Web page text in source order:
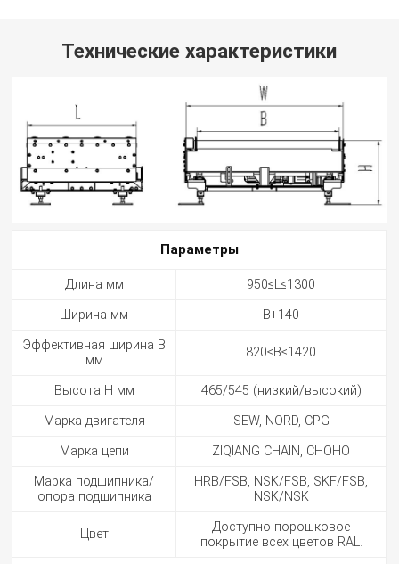
Технические характеристики
Параметры
Длина мм
950≤L≤1300
Ширина мм
B+140
Эффективная ширина B
мм
820≤B≤1420
Высота H мм
465/545 (низкий/высокий)
Марка двигателя
SEW, NORD, CPG
Марка цепи
ZIQIANG CHAIN, CHOHO
Марка подшипника/
опора подшипника
HRB/FSB, NSK/FSB, SKF/FSB,
NSK/NSK
Цвет
Доступно порошковое
покрытие всех цветов RAL.